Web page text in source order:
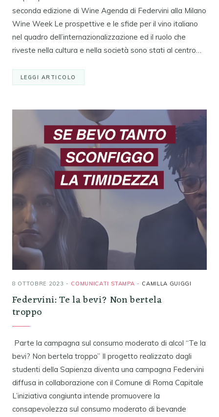
seconda edizione di Wine Agenda di Federvini alla Milano
Wine Week Le prospettive e le sfide per il vino italiano
nel quadro dell’internazionalizzazione ed il ruolo che
riveste nella cultura e nella società sono stati al centro…
LEGGI ARTICOLO
8 OTTOBRE 2023 COMUNICATI STAMPA CAMILLA GUIGGI
Federvini: Te la bevi? Non bertela
troppo
Parte la campagna sul consumo moderato di alcol “Te la
bevi? Non bertela troppo” Il progetto realizzato dagli
studenti della Sapienza diventa una campagna Federvini
diffusa in collaborazione con il Comune di Roma Capitale
L’iniziativa congiunta intende promuovere la
consapevolezza sul consumo moderato di bevande